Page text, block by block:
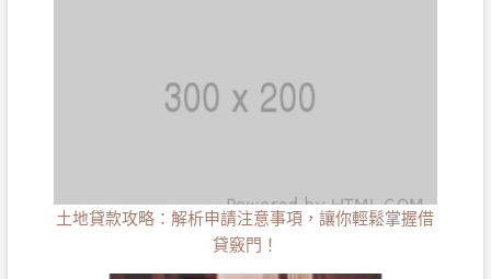
土地貸款攻略：解析申請注意事項，讓你輕鬆掌握借
貸竅門！